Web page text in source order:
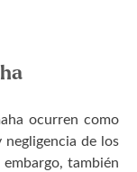
ocurren como
de los
también